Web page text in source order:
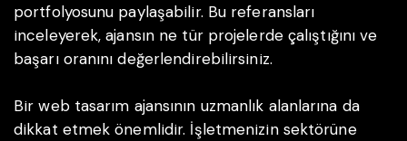
portfolyosunu paylaşabilir. Bu referansları
inceleyerek, ajansın ne tür projelerde çalıştığını ve
başarı oranını değerlendirebilirsiniz.
Bir web tasarım ajansının uzmanlık alanlarına da
dikkat etmek önemlidir. İşletmenizin sektörüne